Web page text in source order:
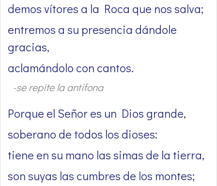
demos vítores a la Roca que nos salva;
entremos a su presencia dándole
gracias,
aclamándolo con cantos.
-se repite la antífona
Porque el Señor es un Dios grande,
soberano de todos los dioses:
tiene en su mano las simas de la tierra,
son suyas las cumbres de los montes;